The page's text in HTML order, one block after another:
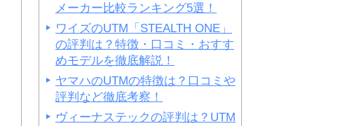
メーカー比較ランキング5選！
ワイズのUTM「STEALTH ONE」
の評判は？特徴・口コミ・おすす
めモデルを徹底解説！
ヤマハのUTMの特徴は？口コミや
評判など徹底考察！
ヴィーナステックの評判は？UTM